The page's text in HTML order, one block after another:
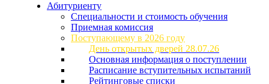
Абитуриенту
Специальности и стоимость обучения
Приемная комиссия
Поступающему в 2026 году
День открытых дверей 28.07.26
Основная информация о поступлении
Расписание вступительных испытаний
Рейтинговые списки